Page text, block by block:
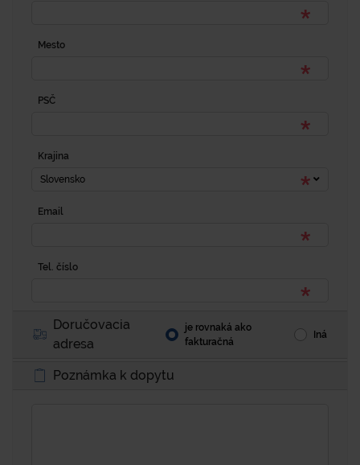
Mesto
PSČ
Krajina
Slovensko
Email
Tel. číslo
Doručovacia
adresa
je rovnaká ako
fakturačná
Iná
Poznámka k dopytu